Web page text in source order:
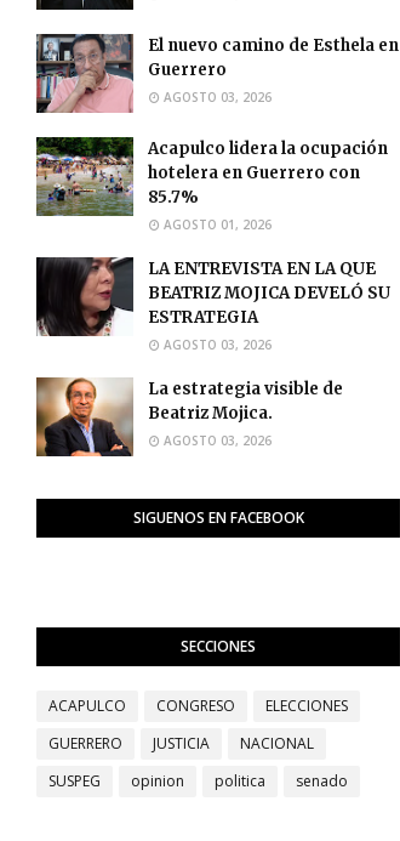
El nuevo camino de Esthela en
Guerrero
AGOSTO 03, 2026
Acapulco lidera la ocupación
hotelera en Guerrero con
85.7%
AGOSTO 01, 2026
LA ENTREVISTA EN LA QUE
BEATRIZ MOJICA DEVELÓ SU
ESTRATEGIA
AGOSTO 03, 2026
La estrategia visible de
Beatriz Mojica.
AGOSTO 03, 2026
SIGUENOS EN FACEBOOK
SECCIONES
ACAPULCO CONGRESO
ELECCIONES
GUERRERO
JUSTICIA
NACIONAL
SUSPEG
opinion politica senado